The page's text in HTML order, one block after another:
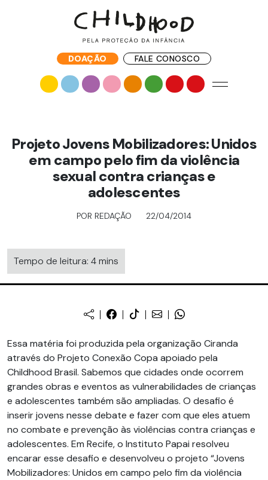
DOAÇÃO FALE CONOSCO
Projeto Jovens Mobilizadores: Unidos
em campo pelo fim da violência
sexual contra crianças e
adolescentes
POR REDAÇÃO 22/04/2014
Tempo de leitura: 4 mins
Essa matéria foi produzida pela organização Ciranda
através do Projeto Conexão Copa apoiado pela
Childhood Brasil. Sabemos que cidades onde ocorrem
grandes obras e eventos as vulnerabilidades de crianças
e adolescentes também são ampliadas. O desafio é
inserir jovens nesse debate e fazer com que eles atuem
no combate e prevenção às violências contra crianças e
adolescentes. Em Recife, o Instituto Papai resolveu
encarar esse desafio e desenvolveu o projeto “Jovens
Mobilizadores: Unidos em campo pelo fim da violência